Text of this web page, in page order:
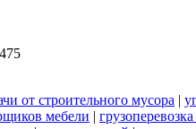
от строительного мусора |
мебели |